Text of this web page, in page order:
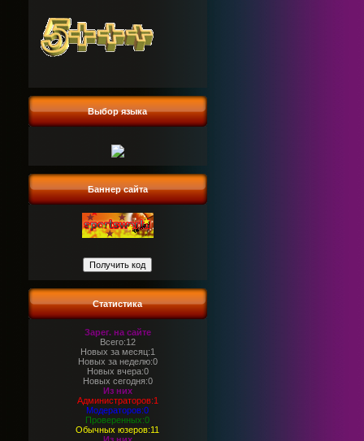
Выбор языка
Баннер сайта
Статистика
Зарег. на сайте
Всего:12
Новых за месяц:1
Новых за неделю:0
Новых вчера:0
Новых сегодня:0
Из них
Администраторов:1
Модераторов:0
Проверенных:0
Обычных юзеров:11